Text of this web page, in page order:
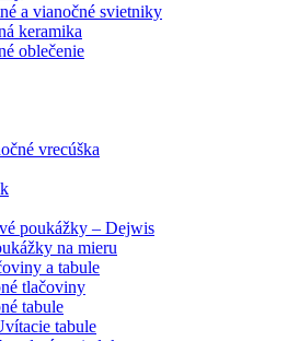
a vianočné svietniky
keramika
oblečenie
vrecúška
poukážky – Dejwis
na mieru
a tabule
tlačoviny
tabule
tabule